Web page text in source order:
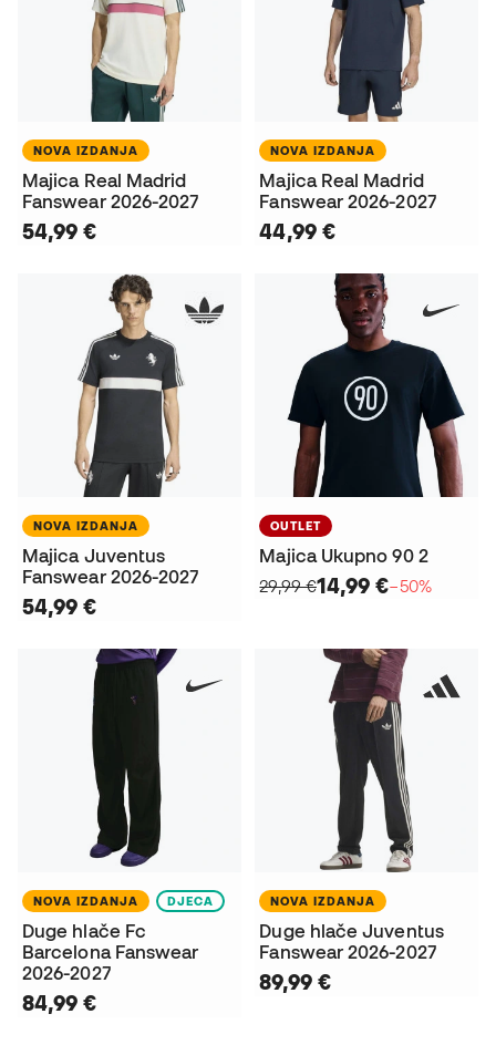
NOVA IZDANJA
Majica Real Madrid
Fanswear 2026-2027
54,99 €
NOVA IZDANJA
Majica Real Madrid
Fanswear 2026-2027
44,99 €
NOVA IZDANJA
Majica Juventus
Fanswear 2026-2027
54,99 €
OUTLET
Majica Ukupno 90 2
29,99 €14,99 €−50%
NOVA IZDANJA DJECA
Duge hlače Fc
Barcelona Fanswear
2026-2027
84,99 €
NOVA IZDANJA
Duge hlače Juventus
Fanswear 2026-2027
89,99 €